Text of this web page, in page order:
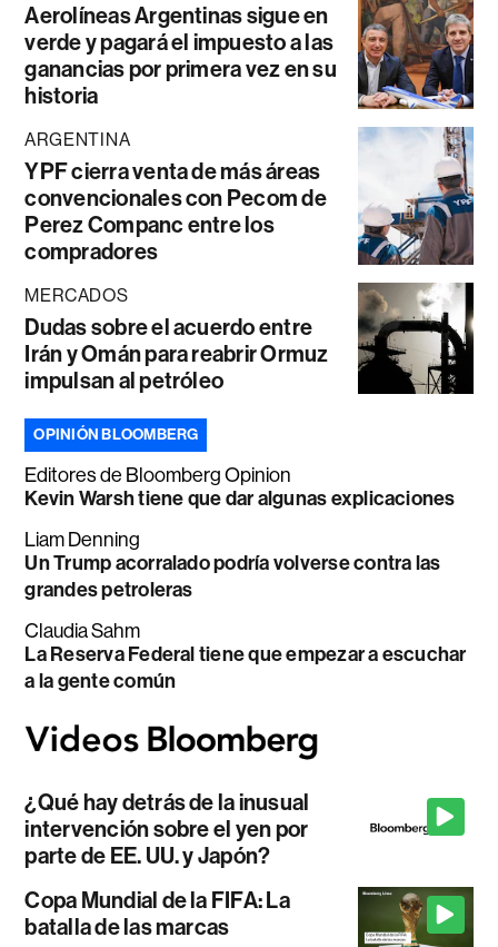
Aerolíneas Argentinas sigue en
verde y pagará el impuesto a las
ganancias por primera vez en su
historia
ARGENTINA
YPF cierra venta de más áreas
convencionales con Pecom de
Perez Companc entre los
compradores
MERCADOS
Dudas sobre el acuerdo entre
Irán y Omán para reabrir Ormuz
impulsan al petróleo
OPINIÓN BLOOMBERG
Editores de Bloomberg Opinion
Kevin Warsh tiene que dar algunas explicaciones
Liam Denning
Un Trump acorralado podría volverse contra las
grandes petroleras
Claudia Sahm
La Reserva Federal tiene que empezar a escuchar
a la gente común
¿Qué hay detrás de la inusual
intervención sobre el yen por
parte de EE. UU. y Japón?
Copa Mundial de la FIFA: La
batalla de las marcas